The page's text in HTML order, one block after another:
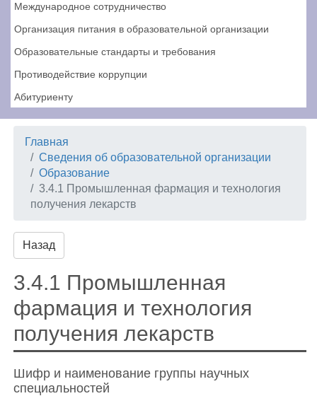
Международное сотрудничество
Организация питания в образовательной организации
Образовательные стандарты и требования
Противодействие коррупции
Абитуриенту
Главная
Сведения об образовательной организации
Образование
3.4.1 Промышленная фармация и технология
получения лекарств
Назад
3.4.1 Промышленная
фармация и технология
получения лекарств
Шифр и наименование группы научных
специальностей